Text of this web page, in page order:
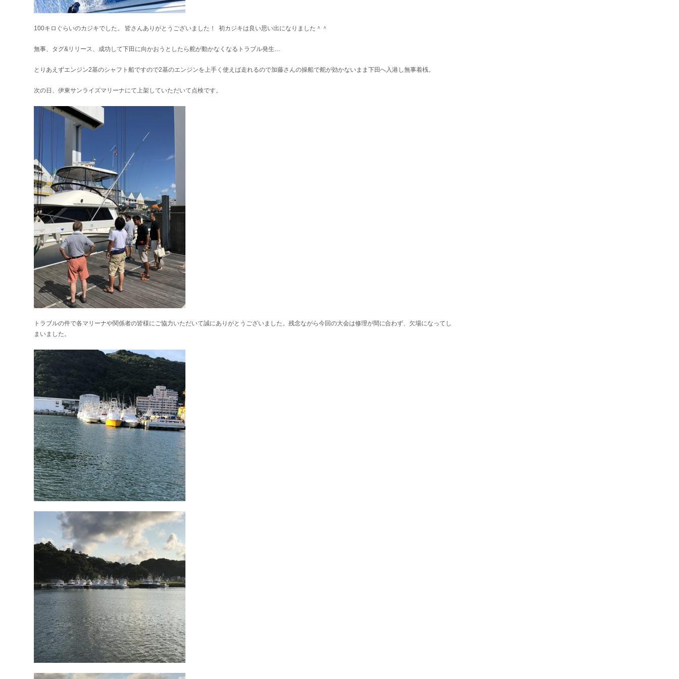
100キロぐらいのカジキでした。 皆さんありがとうございました！ 初カジキは良い思い出になりました＾＾
無事、タグ&リリース、成功して下田に向かおうとしたら舵が動かなくなるトラブル発生…
とりあえずエンジン2基のシャフト船ですので2基のエンジンを上手く使えば走れるので加藤さんの操船で舵が効かないまま下田へ入港し無事着桟。
次の日、伊東サンライズマリーナにて上架していただいて点検です。
トラブルの件で各マリーナや関係者の皆様にご協力いただいて誠にありがとうございました。残念ながら今回の大会は修理が間に合わず、欠場になってし
まいました。